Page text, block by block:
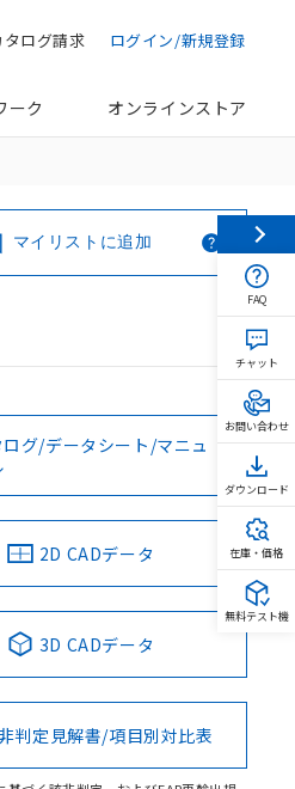
ログイン/新規登録
タログ請求
ーク オンラインストア
マイリストに追加
ログ/データシート/マニュ
2D CADデータ
3D CADデータ
判定見解書/項目別対比表
FAQ
チャット
お問い合わせ
ダウンロード
在庫・価格
無料テスト機